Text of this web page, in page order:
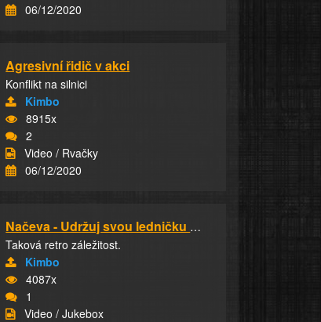
06/12/2020
Agresivní řidič v akci
Konflikt na silnici
Kimbo
8915x
2
Video / Rvačky
06/12/2020
Načeva - Udržuj svou ledničku plnou
Taková retro záležitost.
Kimbo
4087x
1
Video / Jukebox